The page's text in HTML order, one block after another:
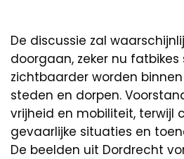
De discussie zal
doorgaan, zeker nu fatbikes
zichtbaarder worden
steden en dorpen.
vrijheid en mobiliteit, terwijl
gevaarlijke situaties en
De beelden uit Dordrecht